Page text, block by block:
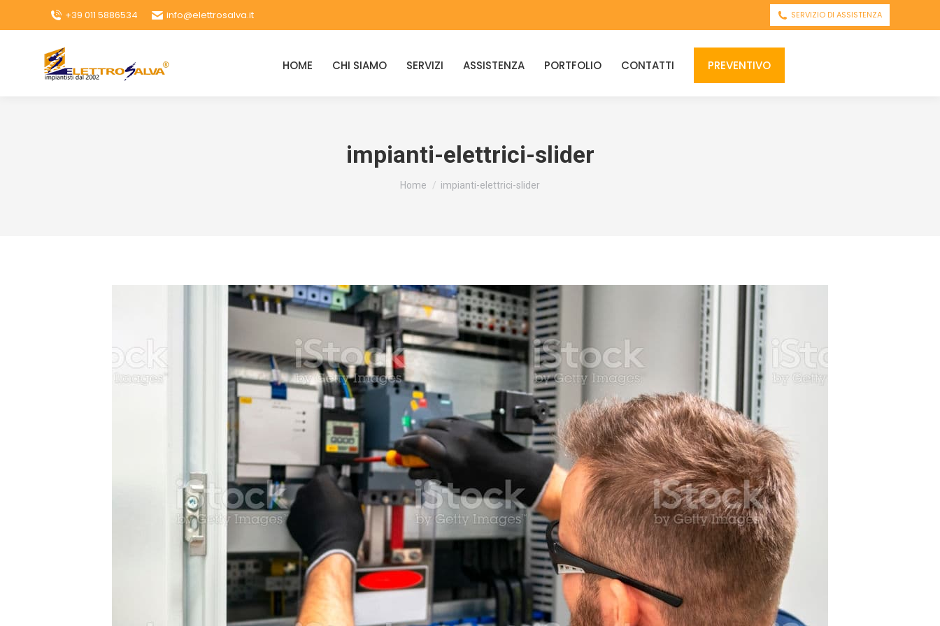
+39 011 5886534 info@elettrosalva.it SERVIZIO DI ASSISTENZA
HOME CHI SIAMO SERVIZI ASSISTENZA PORTFOLIO CONTATTI PREVENTIVO
impianti-elettrici-slider
You are here:
Home impianti-elettrici-slider